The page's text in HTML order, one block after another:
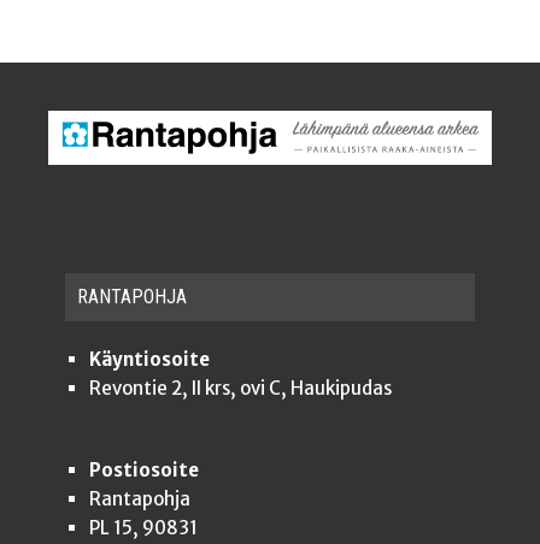
RAN­TA­POH­JA
Käyntiosoite
Revontie 2, II krs, ovi C, Haukipudas
Postiosoite
Rantapohja
PL 15, 90831